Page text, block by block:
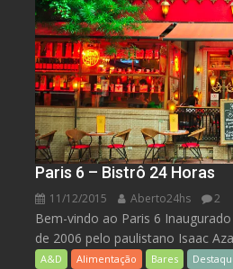
Paris 6 – Bistrô 24 Horas
11/12/2015 Aberto24hs 2
Bem-vindo ao Paris 6
de 2006 pelo paulistano Isaac
A&D Alimentação Bares